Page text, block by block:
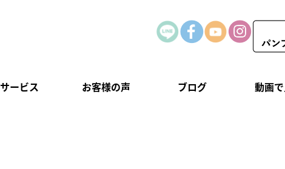
サービス お客様の声 ブログ 動画